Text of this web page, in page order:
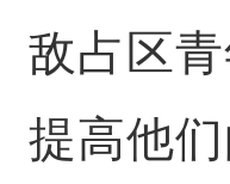
敌占区青
提高他